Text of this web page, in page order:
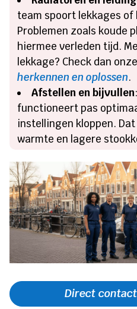
team spoort lekkages
Problemen zoals koude
hiermee verleden tijd.
lekkage? Check dan
herkennen en oplossen.
Afstellen en bijvullen
functioneert pas
instellingen kloppen.
warmte en lagere
Direct